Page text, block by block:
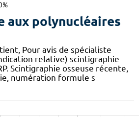
aux polynucléaires
Pour avis de spécialiste
relative) scintigraphie
Scintigraphie osseuse récente,
numération formule s